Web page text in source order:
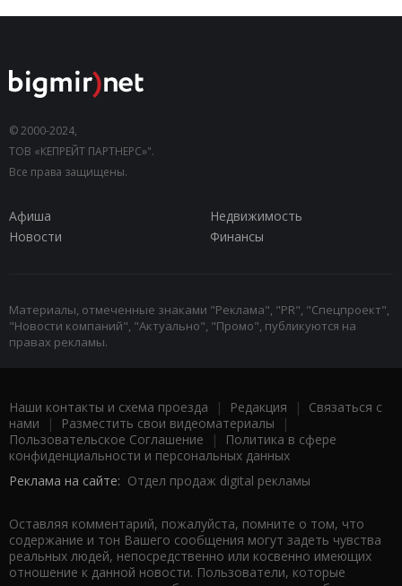
© 2000-2024,
ТОВ «КЕПРЕЙТ ПАРТНЕРС»".
Все права защищены.
Афиша
Недвижимость
Новости
Финансы
Материалы, отмеченные знаками "Реклама", "PR", "Спецпроект",
"Новости компаний", "Актуально", "Промо", публикуются на
правах рекламы.
Наши контакты и схема проезда | Редакция | Связаться с
нами | Разместить свои видеоматериалы |
Пользовательское Соглашение |
Политика в сфере
конфиденциальности и персональных данных
Реклама на сайте: Отдел продаж digital рекламы
Оставляя комментарий, пожалуйста, помните о том, что
содержание и тон Вашего сообщения могут задеть чувства
реальных людей, непосредственно или косвенно имеющих
отношение к данной новости. Пользователи, которые